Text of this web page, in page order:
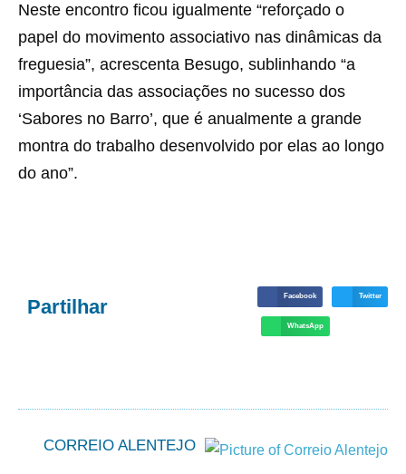
Neste encontro ficou igualmente “reforçado o
papel do movimento associativo nas dinâmicas da
freguesia”, acrescenta Besugo, sublinhando “a
importância das associações no sucesso dos
‘Sabores no Barro’, que é anualmente a grande
montra do trabalho desenvolvido por elas ao longo
do ano”.
Partilhar Facebook Twitter
WhatsApp
CORREIO ALENTEJO